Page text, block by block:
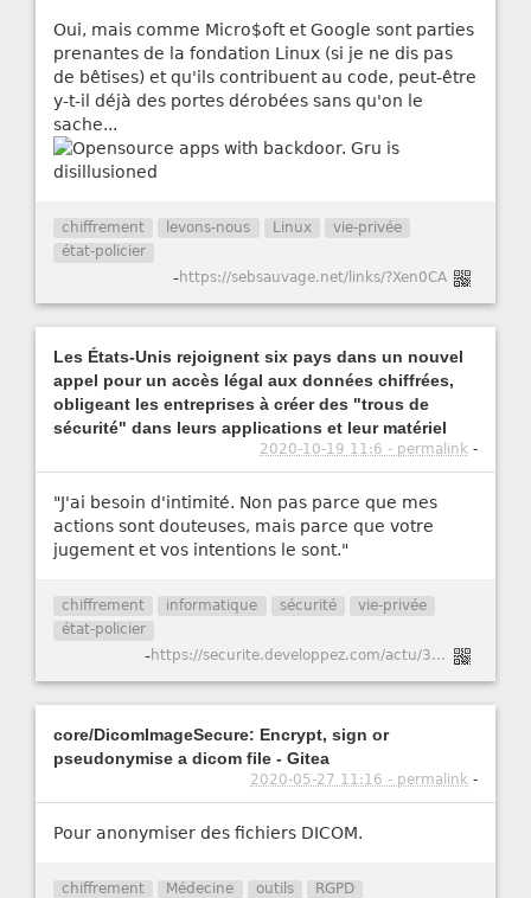
Oui, mais comme Micro$oft et Google sont parties
prenantes de la fondation Linux (si je ne dis pas
de bêtises) et qu'ils contribuent au code, peut-être
y-t-il déjà des portes dérobées sans qu'on le
sache...
chiffrement levons-nous Linux
vie-privée
état-policier
-https://sebsauvage.net/links/?Xen0CA
Les États-Unis rejoignent six pays dans un nouvel
appel pour un accès légal aux données chiffrées,
obligeant les entreprises à créer des "trous de
sécurité" dans leurs applications et leur matériel
2020-10-19 11:6 - permalink -
"J'ai besoin d'intimité. Non pas parce que mes
actions sont douteuses, mais parce que votre
jugement et vos intentions le sont."
chiffrement informatique sécurité
vie-privée
état-policier
- https://securite.developpez.com/actu/309640/Les-Etats-Unis-rejoignent-six-pays-dans-un-nouvel-appel-pour-un-acces-legal-aux-donnees-chiffrees-obligeant-les-entreprises-a-creer-des-trous-de-securite-dans-leurs-applications-et-leur-materiel/
core/DicomImageSecure: Encrypt, sign or
pseudonymise a dicom file - Gitea
2020-05-27 11:16 - permalink -
Pour anonymiser des fichiers DICOM.
chiffrement Médecine outils RGPD